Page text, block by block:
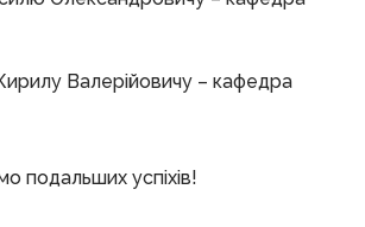
Валерійовичу – кафедра
подальших успіхів!